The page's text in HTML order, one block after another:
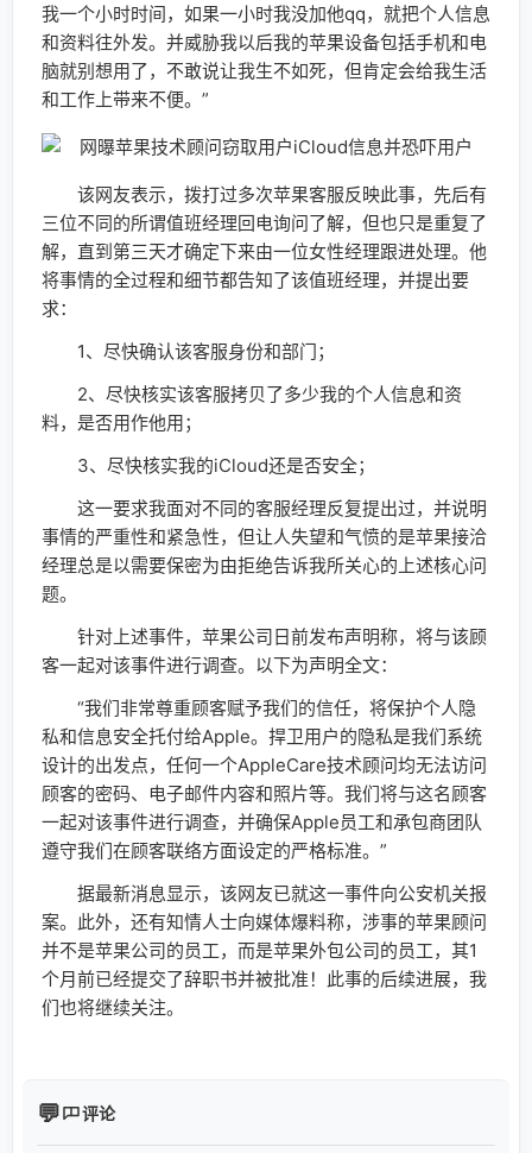
我一个小时时间，如果一小时我没加他qq，就把个人信息
和资料往外发。并威胁我以后我的苹果设备包括手机和电
脑就别想用了，不敢说让我生不如死，但肯定会给我生活
和工作上带来不便。”
该网友表示，拨打过多次苹果客服反映此事，先后有
三位不同的所谓值班经理回电询问了解，但也只是重复了
解，直到第三天才确定下来由一位女性经理跟进处理。他
将事情的全过程和细节都告知了该值班经理，并提出要
求：
1、尽快确认该客服身份和部门；
2、尽快核实该客服拷贝了多少我的个人信息和资
料，是否用作他用；
3、尽快核实我的iCloud还是否安全；
这一要求我面对不同的客服经理反复提出过，并说明
事情的严重性和紧急性，但让人失望和气愤的是苹果接洽
经理总是以需要保密为由拒绝告诉我所关心的上述核心问
题。
针对上述事件，苹果公司日前发布声明称，将与该顾
客一起对该事件进行调查。以下为声明全文：
“我们非常尊重顾客赋予我们的信任，将保护个人隐
私和信息安全托付给Apple。捍卫用户的隐私是我们系统
设计的出发点，任何一个AppleCare技术顾问均无法访问
顾客的密码、电子邮件内容和照片等。我们将与这名顾客
一起对该事件进行调查，并确保Apple员工和承包商团队
遵守我们在顾客联络方面设定的严格标准。”
据最新消息显示，该网友已就这一事件向公安机关报
案。此外，还有知情人士向媒体爆料称，涉事的苹果顾问
并不是苹果公司的员工，而是苹果外包公司的员工，其1
个月前已经提交了辞职书并被批准！此事的后续进展，我
们也将继续关注。
评论